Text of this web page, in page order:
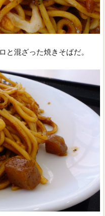
と混ざった焼きそばだ。